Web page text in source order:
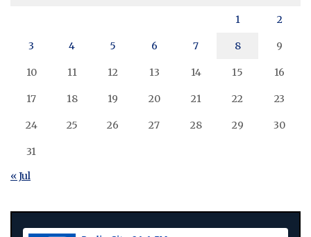
1 2
3 4 5 6 7 8 9
10 11 12 13 14 15 16
17 18 19 20 21 22 23
24 25 26 27 28 29 30
31
« Jul